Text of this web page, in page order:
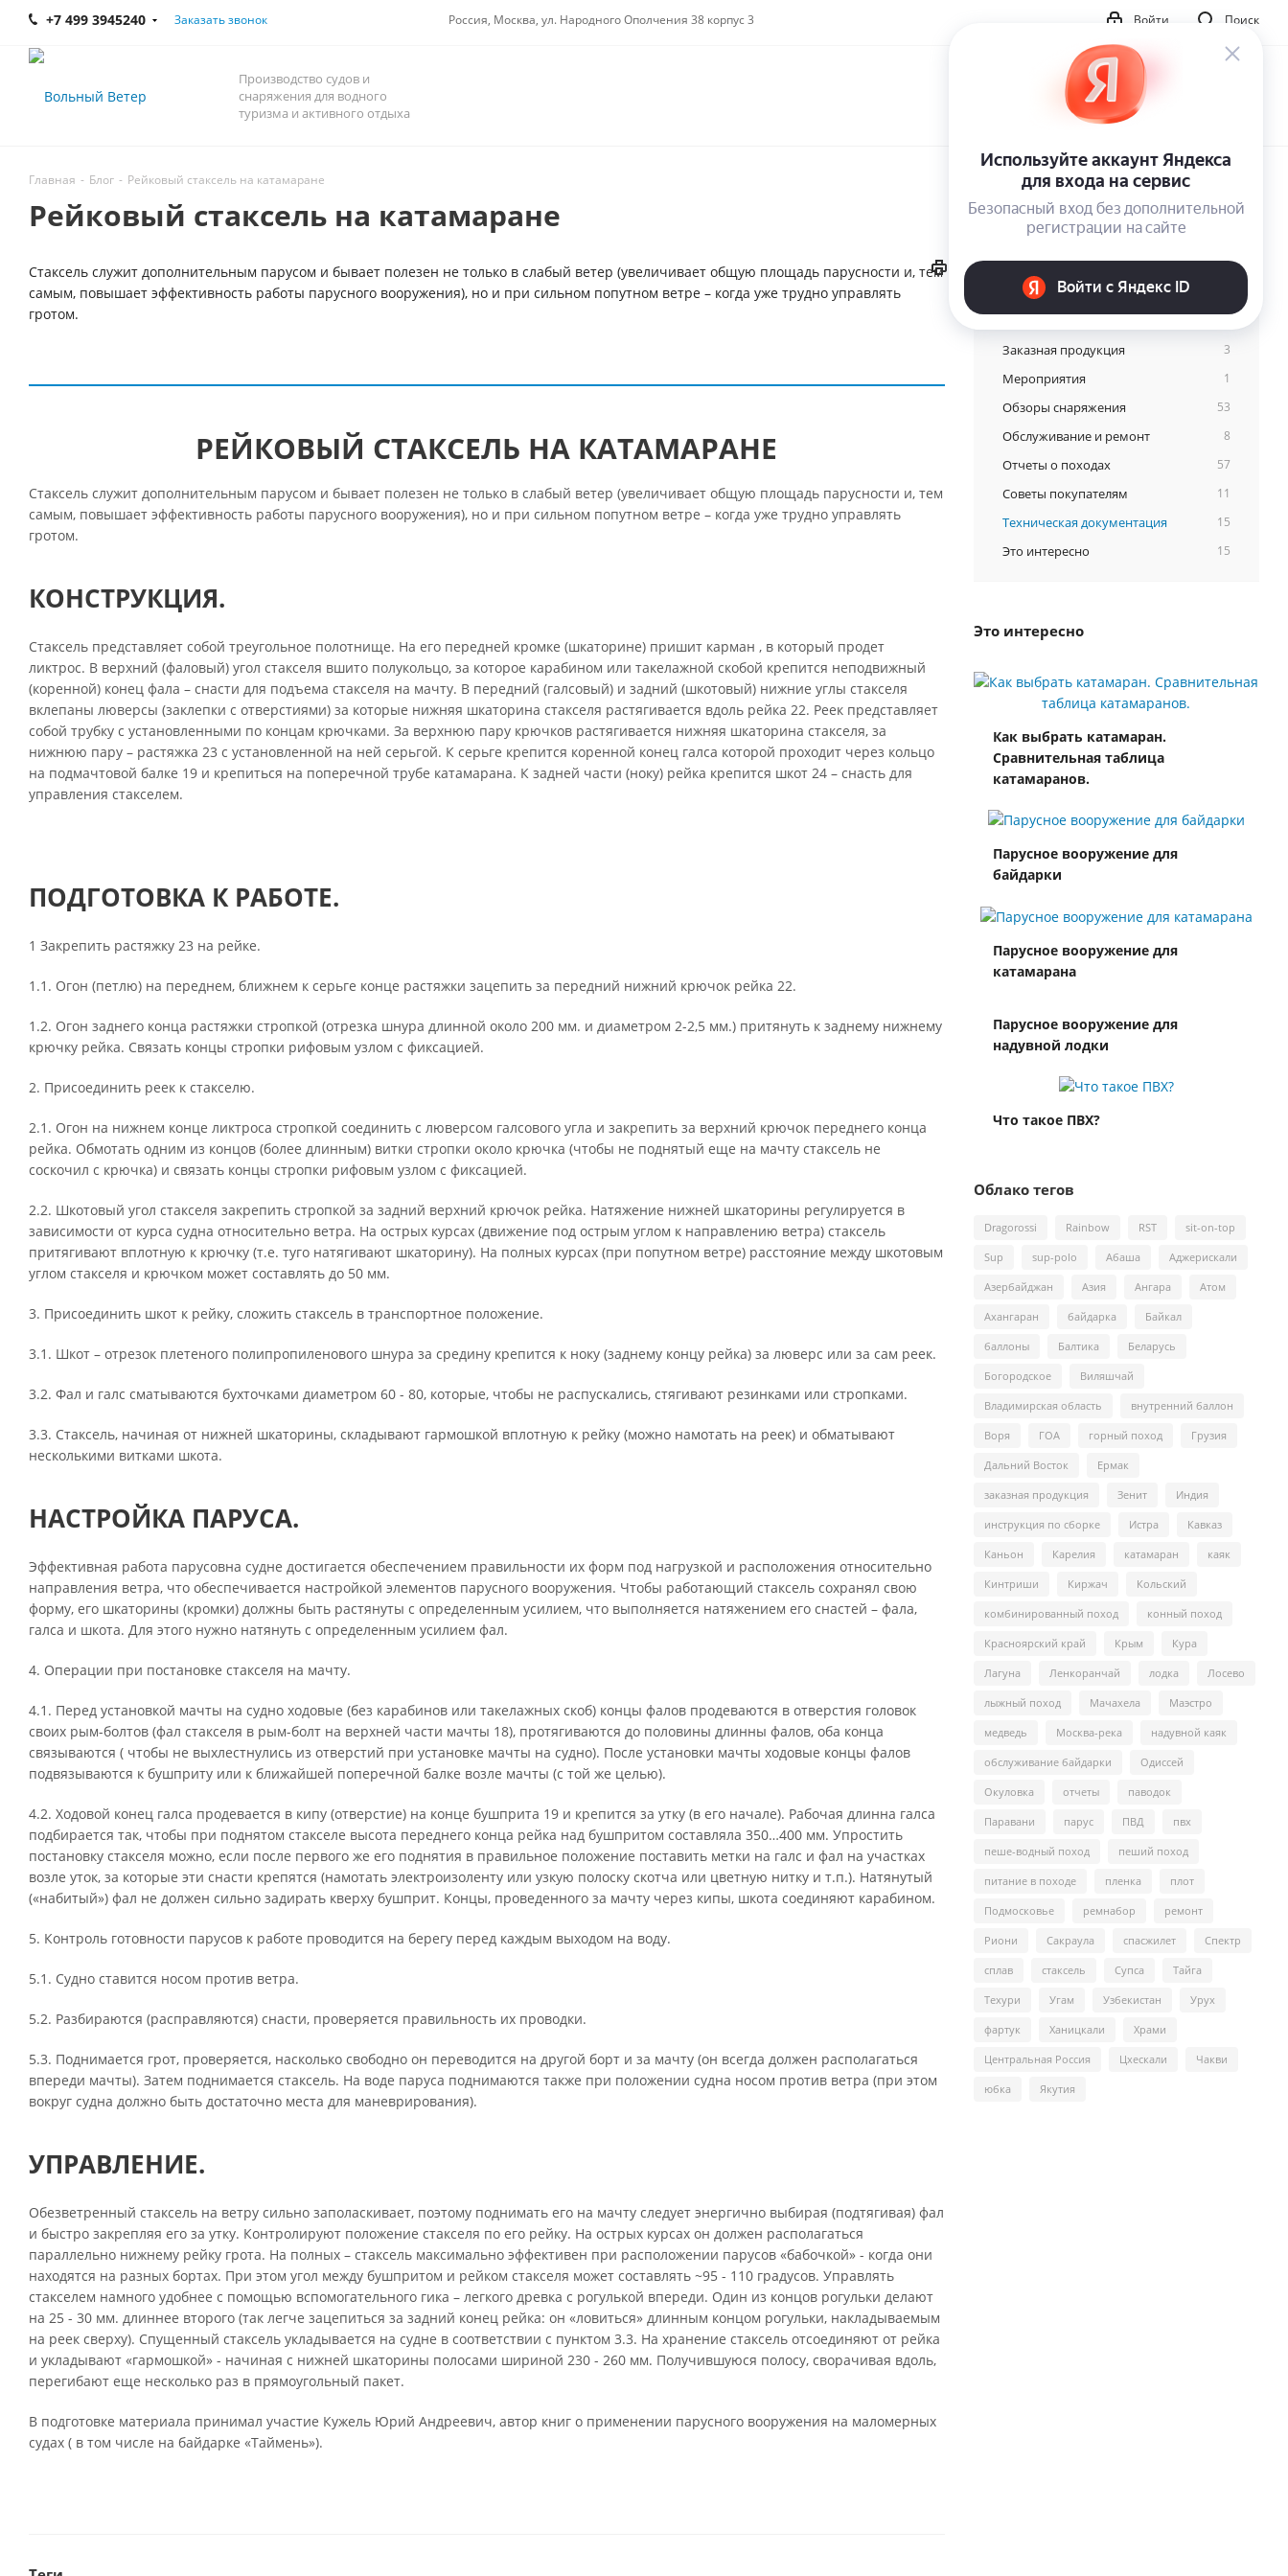
+7 499 3945240 Заказать звонок Россия, Москва, ул. Народного Ополчения 38 корпус 3 Поиск
Войти
Производство судов и
снаряжения для водного
туризма и активного отдыха
Главная - Блог - Рейковый стаксель на катамаране
Рейковый стаксель на катамаране
Стаксель служит дополнительным парусом и бывает полезен не только в слабый ветер (увеличивает общую площадь парусности и, тем
самым, повышает эффективность работы парусного вооружения), но и при сильном попутном ветре – когда уже трудно управлять
гротом.
РЕЙКОВЫЙ СТАКСЕЛЬ НА КАТАМАРАНЕ
Стаксель служит дополнительным парусом и бывает полезен не только в слабый ветер (увеличивает общую площадь парусности и, тем
самым, повышает эффективность работы парусного вооружения), но и при сильном попутном ветре – когда уже трудно управлять
гротом.
КОНСТРУКЦИЯ.
Стаксель представляет собой треугольное полотнище. На его передней кромке (шкаторине) пришит карман , в который продет
ликтрос. В верхний (фаловый) угол стакселя вшито полукольцо, за которое карабином или такелажной скобой крепится неподвижный
(коренной) конец фала – снасти для подъема стакселя на мачту. В передний (галсовый) и задний (шкотовый) нижние углы стакселя
вклепаны люверсы (заклепки с отверстиями) за которые нижняя шкаторина стакселя растягивается вдоль рейка 22. Реек представляет
собой трубку с установленными по концам крючками. За верхнюю пару крючков растягивается нижняя шкаторина стакселя, за
нижнюю пару – растяжка 23 с установленной на ней серьгой. К серьге крепится коренной конец галса которой проходит через кольцо
на подмачтовой балке 19 и крепиться на поперечной трубе катамарана. К задней части (ноку) рейка крепится шкот 24 – снасть для
управления стакселем.
ПОДГОТОВКА К РАБОТЕ.
1 Закрепить растяжку 23 на рейке.
1.1. Огон (петлю) на переднем, ближнем к серьге конце растяжки зацепить за передний нижний крючок рейка 22.
1.2. Огон заднего конца растяжки стропкой (отрезка шнура длинной около 200 мм. и диаметром 2-2,5 мм.) притянуть к заднему нижнему
крючку рейка. Связать концы стропки рифовым узлом с фиксацией.
2. Присоединить реек к стакселю.
2.1. Огон на нижнем конце ликтроса стропкой соединить с люверсом галсового угла и закрепить за верхний крючок переднего конца
рейка. Обмотать одним из концов (более длинным) витки стропки около крючка (чтобы не поднятый еще на мачту стаксель не
соскочил с крючка) и связать концы стропки рифовым узлом с фиксацией.
2.2. Шкотовый угол стакселя закрепить стропкой за задний верхний крючок рейка. Натяжение нижней шкаторины регулируется в
зависимости от курса судна относительно ветра. На острых курсах (движение под острым углом к направлению ветра) стаксель
притягивают вплотную к крючку (т.е. туго натягивают шкаторину). На полных курсах (при попутном ветре) расстояние между шкотовым
углом стакселя и крючком может составлять до 50 мм.
3. Присоединить шкот к рейку, сложить стаксель в транспортное положение.
3.1. Шкот – отрезок плетеного полипропиленового шнура за средину крепится к ноку (заднему концу рейка) за люверс или за сам реек.
3.2. Фал и галс сматываются бухточками диаметром 60 - 80, которые, чтобы не распускались, стягивают резинками или стропками.
3.3. Стаксель, начиная от нижней шкаторины, складывают гармошкой вплотную к рейку (можно намотать на реек) и обматывают
несколькими витками шкота.
НАСТРОЙКА ПАРУСА.
Эффективная работа парусовна судне достигается обеспечением правильности их форм под нагрузкой и расположения относительно
направления ветра, что обеспечивается настройкой элементов парусного вооружения. Чтобы работающий стаксель сохранял свою
форму, его шкаторины (кромки) должны быть растянуты с определенным усилием, что выполняется натяжением его снастей – фала,
галса и шкота. Для этого нужно натянуть с определенным усилием фал.
4. Операции при постановке стакселя на мачту.
4.1. Перед установкой мачты на судно ходовые (без карабинов или такелажных скоб) концы фалов продеваются в отверстия головок
своих рым-болтов (фал стакселя в рым-болт на верхней части мачты 18), протягиваются до половины длинны фалов, оба конца
связываются ( чтобы не выхлестнулись из отверстий при установке мачты на судно). После установки мачты ходовые концы фалов
подвязываются к бушприту или к ближайшей поперечной балке возле мачты (с той же целью).
4.2. Ходовой конец галса продевается в кипу (отверстие) на конце бушприта 19 и крепится за утку (в его начале). Рабочая длинна галса
подбирается так, чтобы при поднятом стакселе высота переднего конца рейка над бушпритом составляла 350…400 мм. Упростить
постановку стакселя можно, если после первого же его поднятия в правильное положение поставить метки на галс и фал на участках
возле уток, за которые эти снасти крепятся (намотать электроизоленту или узкую полоску скотча или цветную нитку и т.п.). Натянутый
(«набитый») фал не должен сильно задирать кверху бушприт. Концы, проведенного за мачту через кипы, шкота соединяют карабином.
5. Контроль готовности парусов к работе проводится на берегу перед каждым выходом на воду.
5.1. Судно ставится носом против ветра.
5.2. Разбираются (расправляются) снасти, проверяется правильность их проводки.
5.3. Поднимается грот, проверяется, насколько свободно он переводится на другой борт и за мачту (он всегда должен располагаться
впереди мачты). Затем поднимается стаксель. На воде паруса поднимаются также при положении судна носом против ветра (при этом
вокруг судна должно быть достаточно места для маневрирования).
УПРАВЛЕНИЕ.
Обезветренный стаксель на ветру сильно заполаскивает, поэтому поднимать его на мачту следует энергично выбирая (подтягивая) фал
и быстро закрепляя его за утку. Контролируют положение стакселя по его рейку. На острых курсах он должен располагаться
параллельно нижнему рейку грота. На полных – стаксель максимально эффективен при расположении парусов «бабочкой» - когда они
находятся на разных бортах. При этом угол между бушпритом и рейком стакселя может составлять ~95 - 110 градусов. Управлять
стакселем намного удобнее с помощью вспомогательного гика – легкого древка с рогулькой впереди. Один из концов рогульки делают
на 25 - 30 мм. длиннее второго (так легче зацепиться за задний конец рейка: он «ловиться» длинным концом рогульки, накладываемым
на реек сверху). Спущенный стаксель укладывается на судне в соответствии с пунктом 3.3. На хранение стаксель отсоединяют от рейка
и укладывают «гармошкой» - начиная с нижней шкаторины полосами шириной 230 - 260 мм. Получившуюся полосу, сворачивая вдоль,
перегибают еще несколько раз в прямоугольный пакет.
В подготовке материала принимал участие Кужель Юрий Андреевич, автор книг о применении парусного вооружения на маломерных
судах ( в том числе на байдарке «Таймень»).
Категории
Заказная продукция 3
Мероприятия 1
Обзоры снаряжения 53
Обслуживание и ремонт 8
Отчеты о походах 57
Советы покупателям 11
Техническая документация 15
Это интересно 15
Это интересно
Как выбрать катамаран.
Сравнительная таблица
катамаранов.
Парусное вооружение для
байдарки
Парусное вооружение для
катамарана
Парусное вооружение для
надувной лодки
Что такое ПВХ?
Облако тегов
Dragorossi Rainbow RST sit-on-top
Sup sup-polo Абаша Аджерискали
Азербайджан Азия Ангара Атом
Ахангаран байдарка Байкал
баллоны Балтика Беларусь
Богородское Виляшчай
Владимирская область внутренний баллон
Воря ГОА горный поход Грузия
Дальний Восток Ермак
заказная продукция Зенит Индия
инструкция по сборке Истра Кавказ
Каньон Карелия катамаран каяк
Кинтриши Киржач Кольский
комбинированный поход конный поход
Красноярский край Крым Кура
Лагуна Ленкоранчай лодка Лосево
лыжный поход Мачахела Маэстро
медведь Москва-река надувной каяк
обслуживание байдарки Одиссей
Окуловка отчеты паводок
Паравани парус ПВД пвх
пеше-водный поход пеший поход
питание в походе пленка плот
Подмосковье ремнабор ремонт
Риони Сакраула спасжилет Спектр
сплав стаксель Супса Тайга
Техури Угам Узбекистан Урух
фартук Ханицкали Храми
Центральная Россия Цхескали Чакви
юбка Якутия